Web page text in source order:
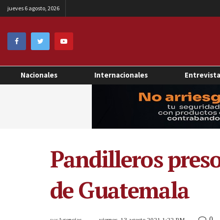
jueves 6 agosto, 2026
Nacionales Internacionales
Pandilleros
de Guatemala